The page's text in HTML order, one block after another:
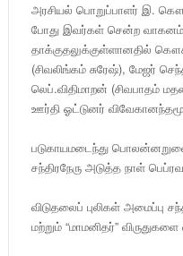
அரசியல் பொறுப்பாளர் இ.
போது இவர்கள் சென்ற
தாக்குதலுக்குள்ளானதில்
(சிவலிங்கம் சுரேஷ்), மேஜர்
லெப்.விதிமாறன் (சிவபாதம்
ஊர்தி ஓட்டுனர்
படுகாயமடைந்து
சந்திரநேரு அடுத்த நாள்
விடுதலைப் புலிகள் அமைப்பு
மற்றும் “மாமனிதர்”